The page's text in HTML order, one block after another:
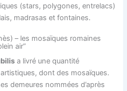
(stars, polygones, entrelacs)
madrasas et fontaines.
– les mosaïques romaines
air”
a livré une quantité
dont des mosaïques.
demeures nommées d’après